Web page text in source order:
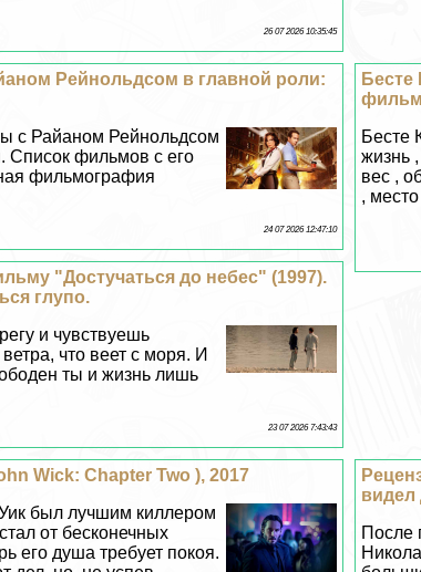
26 07 2026 10:35:45
Бесте
Бесте
жизнь
вес ,
,
Рейнольдсом в главной роли:
с Райаном Рейнольдсом
Список фильмов с его
фильмография
24 07 2026 12:47:10
"Достучаться до небес" (1997).
глупо.
и чувствуешь
что веет с моря. И
ты и жизнь лишь
23 07 2026 7:43:43
видел
После
Wick: Chapter Two ), 2017
был лучшим киллером
от бесконечных
его душа требует покоя.